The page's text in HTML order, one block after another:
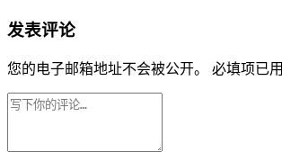
发表评论
您的电子邮箱地址不会被公开。 必填项已用